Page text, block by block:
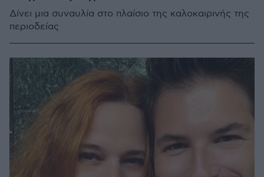
Δίνει μια συναυλία στο πλαίσιο της καλοκαιρινής της
περιοδείας